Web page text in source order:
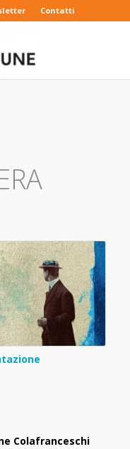
Contatti
Colafranceschi